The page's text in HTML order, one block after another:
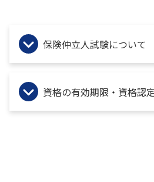
保険仲立人試験について
資格の有効期限・資格認